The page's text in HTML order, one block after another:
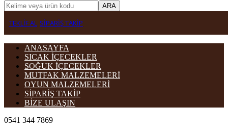
ARA
TEKLİF AL SİPARİŞ TAKİP
ANASAYFA
SICAK İÇECEKLER
SOĞUK İÇECEKLER
MUTFAK MALZEMELERİ
OYUN MALZEMELERİ
SİPARİŞ TAKİP
BİZE ULAŞIN
0541 344 7869